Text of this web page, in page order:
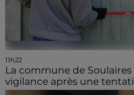
11h22
La commune de Soulaires
vigilance après une